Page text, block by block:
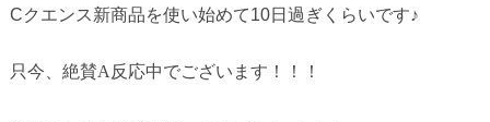
Cクエンス新商品を使い始めて10日過ぎくらいです♪
只今、絶賛A反応中でございます！！！